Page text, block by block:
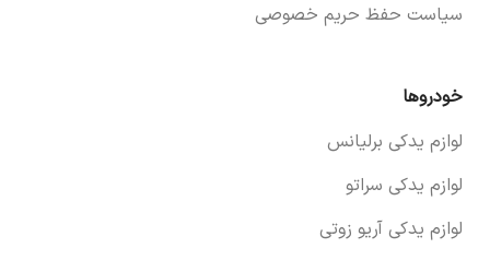
سیاست حفظ حریم خصوصی
خودروها
لوازم یدکی برلیانس
لوازم یدکی سراتو
لوازم یدکی آریو زوتی